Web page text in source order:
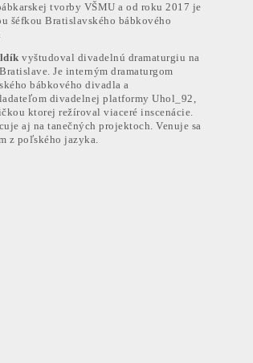
tvorby VŠMU a od roku 2017 je
šéfkou Bratislavského bábkového
vyštudoval divadelnú dramaturgiu na
Je interným dramaturgom
bábkového divadla a
divadelnej platformy Uhol_92,
ktorej režíroval viaceré inscenácie.
aj na tanečných projektoch. Venuje sa
z poľského jazyka.
ODOBERAŤ